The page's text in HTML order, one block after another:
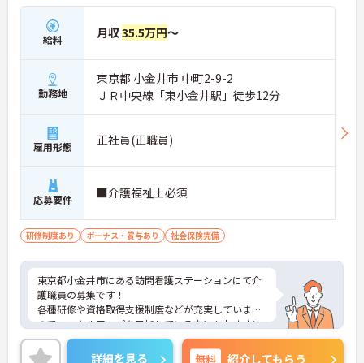
給料 月収35.5万円～
勤務地
東京都 小金井市 中町2-9-2
ＪＲ中央線「東小金井駅」徒歩12分
雇用形態 正社員(正職員)
応募要件 ■介護福祉士必須
研修制度あり ボーナス・賞与あり 社会保険完備
東京都小金井市にある訪問看護ステーションにて介
護職員の募集です！
各種研修や資格取得支援制度などが充実しています
ので、スキルアップを目指している方にもおすすめ
の求人です◎
ご興味のある方には、面接対策ポイントなど、さら
詳細を見る 無料 紹介してもらう